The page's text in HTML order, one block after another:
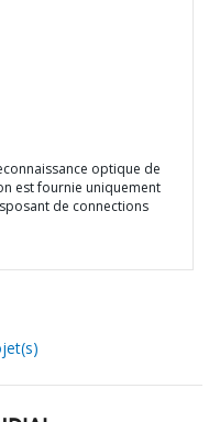
optique de
est fournie uniquement
de connections